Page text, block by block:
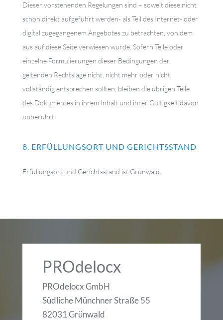
Dieser vorstehenden Regelungen sind – soweit diese nicht
schon direkt aufgeführt werden- als Teil des Internet- oder
digital zugegangenem Angebotes zu betrachten, von dem
aus auf diese Seite verwiesen wurde. Sofern Teile oder
einzelne Formulierungen dieser Bedingungen der
geltenden Rechtslage nicht, nicht mehr oder nicht
vollständig entsprechen sollten, bleiben die übrigen Teile
des Dokumentes in ihrem Inhalt und ihrer Gültigkeit davon
unberührt.
8. ERFÜLLUNGSORT UND GERICHTSSTAND
Erfüllungsort und Gerichtsstand ist Grünwald.
PROdelocx
PROdelocx GmbH
Südliche Münchner Straße 55
82031 Grünwald